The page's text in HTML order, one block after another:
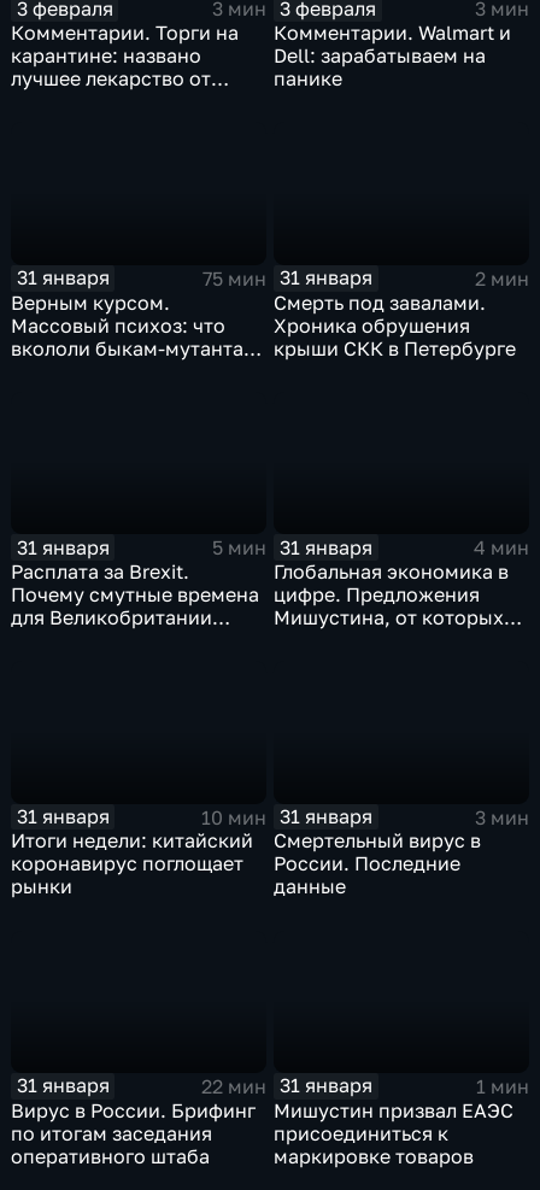
3 февраля
3 мин
Комментарии. Торги на
карантине: названо
лучшее лекарство от
3 февраля
3 мин
Комментарии. Walmart и
Dell: зарабатываем на
панике
31 января
75 мин
Верным курсом.
Массовый психоз: что
вкололи быкам-мутантам,
31 января
2 мин
Смерть под завалами.
Хроника обрушения
крыши СКК в Петербурге
31 января
5 мин
Расплата за Brexit.
Почему смутные времена
для Великобритании
31 января
4 мин
Глобальная экономика в
цифре. Предложения
Мишустина, от которых
31 января
10 мин
Итоги недели: китайский
коронавирус поглощает
рынки
31 января
3 мин
Смертельный вирус в
России. Последние
данные
31 января
22 мин
Вирус в России. Брифинг
по итогам заседания
оперативного штаба
31 января
1 мин
Мишустин призвал ЕАЭС
присоединиться к
маркировке товаров